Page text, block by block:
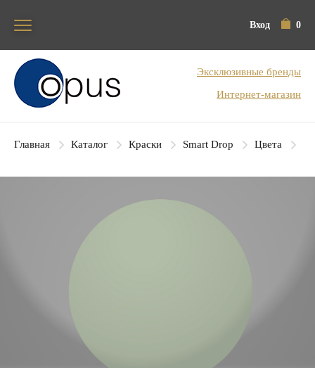
Вход 0
Блок поиска
Эксклюзивные бренды
Интернет-магазин
Главная Каталог Краски Smart Drop Цвета